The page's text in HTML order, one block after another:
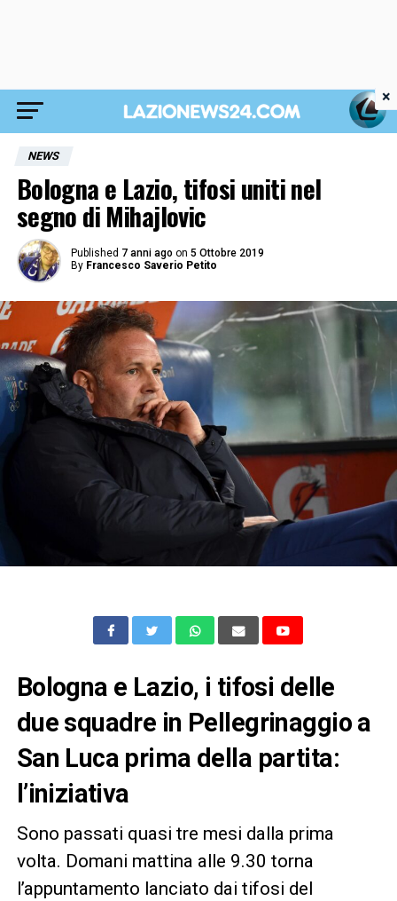
NEWS
Bologna e Lazio, tifosi uniti nel
segno di Mihajlovic
Published 7 anni ago on 5 Ottobre 2019
By Francesco Saverio Petito
Bologna e Lazio, i tifosi delle
due squadre in Pellegrinaggio a
San Luca prima della partita:
l’iniziativa
Sono passati quasi tre mesi dalla prima
volta. Domani mattina alle 9.30 torna
l’appuntamento lanciato dai tifosi del
×